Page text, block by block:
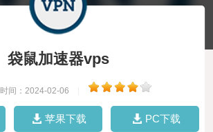
袋鼠加速器vps
时间：2024-02-06
苹果下载 PC下载